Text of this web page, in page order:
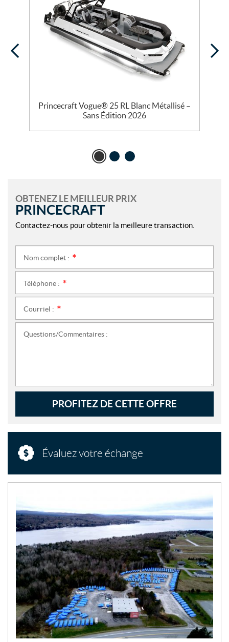
Princecraft Vogue® 25 RL Blanc Métallisé –
Sans Édition 2026
OBTENEZ LE MEILLEUR PRIX
PRINCECRAFT
Contactez-nous pour obtenir la meilleure transaction.
Nom complet :
Téléphone :
Courriel :
Questions/Commentaires :
PROFITEZ DE CETTE OFFRE
Évaluez votre échange
O
U
V
E
L
L
E
S